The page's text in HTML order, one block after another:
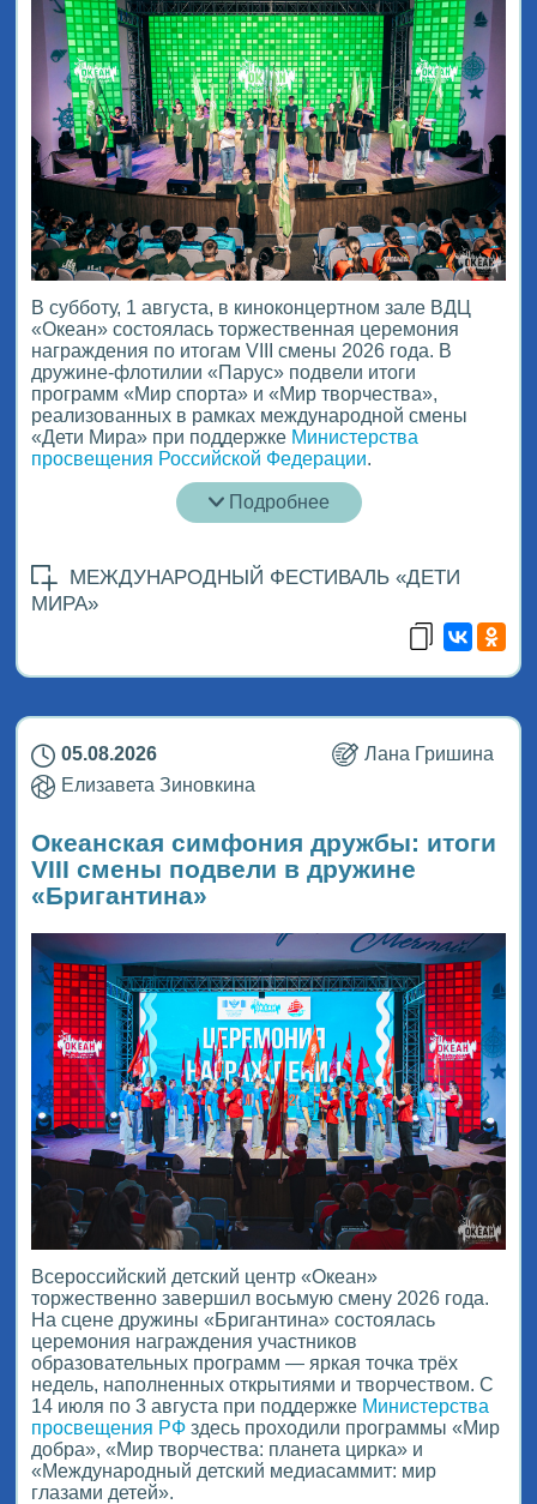
В субботу, 1 августа, в киноконцертном зале ВДЦ
«Океан» состоялась торжественная церемония
награждения по итогам VIII смены 2026 года. В
дружине-флотилии «Парус» подвели итоги
программ «Мир спорта» и «Мир творчества»,
реализованных в рамках международной смены
«Дети Мира» при поддержке Министерства
просвещения Российской Федерации.
Подробнее
МЕЖДУНАРОДНЫЙ ФЕСТИВАЛЬ «ДЕТИ
МИРА»
05.08.2026
Лана Гришина
Елизавета Зиновкина
Океанская симфония дружбы: итоги
VIII смены подвели в дружине
«Бригантина»
Всероссийский детский центр «Океан»
торжественно завершил восьмую смену 2026 года.
На сцене дружины «Бригантина» состоялась
церемония награждения участников
образовательных программ — яркая точка трёх
недель, наполненных открытиями и творчеством. С
14 июля по 3 августа при поддержке Министерства
просвещения РФздесь проходили программы «Мир
добра», «Мир творчества: планета цирка» и
«Международный детский медиасаммит: мир
глазами детей».